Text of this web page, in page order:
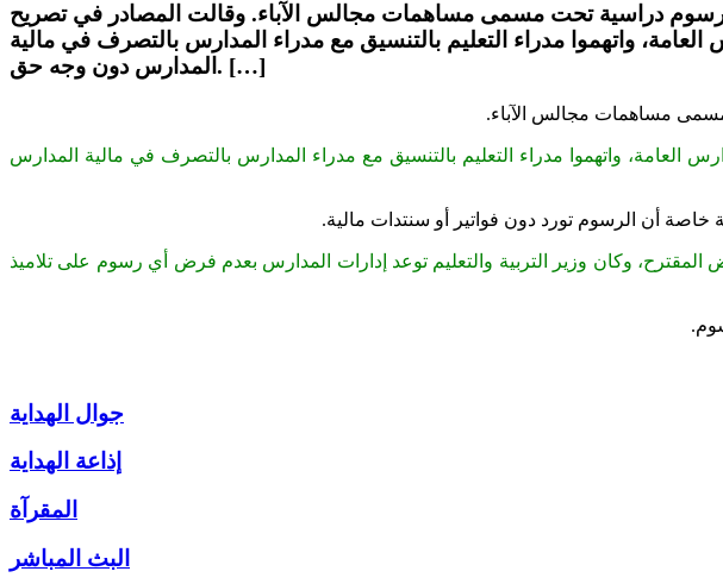
دراسية تحت مسمى مساهمات مجالس الآباء. وقالت المصادر في تصريح
إلى 600 جنيه للمدارس النموذجية و200 ـ 250 جنية للمدارس العامة، واتهموا مدراء التعليم بالتنسيق مع مدراء المدارس بالتصرف في مالية
المدارس دون وجه حق. […]
مساهمات مجالس الآباء.
لها أن الرسوم متفاوتة تصلت إلى 600 جنيه للمدارس النموذجية و200 ـ 250 جنية للمدارس العامة، واتهموا مدراء التعليم بالتنسيق مع مدراء المدارس بالتصرف في مالية المدارس
أن الرسوم تورد دون فواتير أو سنتدات مالية.
المقترح، وكان وزير التربية والتعليم توعد إدارات المدارس بعدم فرض أي رسوم على تلاميذ
.
جوال الهداية
إذاعة الهداية
المقرآة
البث المباشر